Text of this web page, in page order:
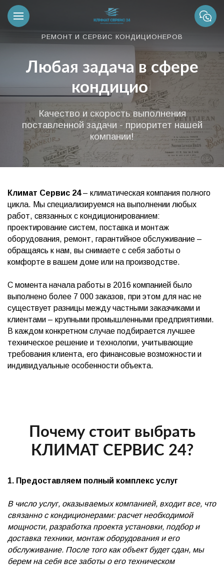
РЕМОНТ И СЕРВИС КОНДИЦИОНЕРОВ
Любая задача в сфере
кондицио|
Качество и скорость выполнения
поставленной задачи - приоритет нашей
компании!
Климат Сервис 24– климатическая компания полного
цикла. Мы специализируемся на выполнении любых
работ, связанных с кондиционированием:
проектирование систем, поставка и монтаж
оборудования, ремонт, гарантийное обслуживание –
обращаясь к нам, вы снимаете с себя заботы о
комфорте в вашем доме или на производстве.
С момента начала работы в 2016 компанией было
выполнено более 7 000 заказов, при этом для нас не
существует разницы между частными заказчиками и
клиентами – крупными промышленными предприятиями.
В каждом конкретном случае подбирается лучшее
техническое решение и технологии, учитывающие
требования клиента, его финансовые возможности и
индивидуальные особенности объекта.
Почему стоит выбрать
КЛИМАТ СЕРВИС 24?
1. Предоставляем полный комплекс услуг
В число услуг, оказываемых компанией, входит все, что
связанно с кондиционерами: расчет необходимой
мощности, разработка проекта установки, подбор и
доставка техники, монтаж оборудования и его
обслуживание. После того как объект будет сдан, мы
берем на себя все заботы о его техническом